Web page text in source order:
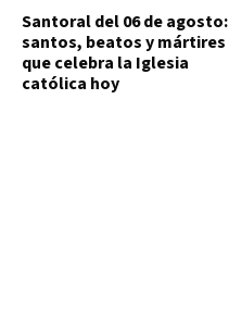
Santoral del 06 de agosto:
santos, beatos y mártires
que celebra la Iglesia
católica hoy